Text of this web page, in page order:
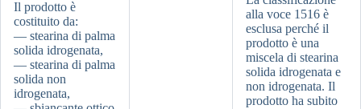
Il prodotto è
costituito da:
— stearina di palma
solida idrogenata,
— stearina di palma
solida non
idrogenata,
alla voce 1516 è
esclusa perché il
prodotto è una
miscela di stearina
solida idrogenata e
non idrogenata. Il
prodotto ha subito